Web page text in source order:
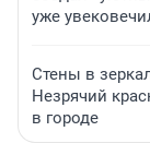
уже
Стены в
Незрячий
в городе